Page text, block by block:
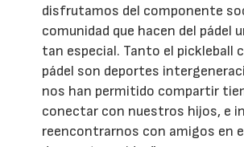
disfrutamos del componente
comunidad que hacen del pádel
tan especial. Tanto el pickleball
pádel son deportes
nos han permitido compartir
conectar con nuestros hijos, e
reencontrarnos con amigos en